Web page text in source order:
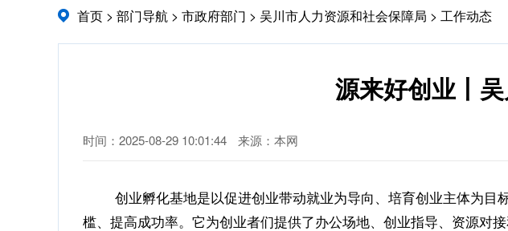
首页 > 部门导航 > 市政府部门 > 吴川市人力资源和社会保障局 > 工作动态
源来好创业丨
时间：2025-08-29 10:01:44 来源：本网
创业孵化基地是以促进创业带动就业为导向、培育创业主体为目
槛、提高成功率。它为创业者们提供了办公场地、创业指导、资源对